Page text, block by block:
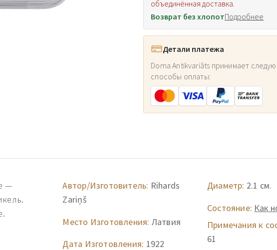
объединённая доставка.
Возврат без хлопотПодробнее
Детали платежа
Doma Antikvariāts принимает
способы оплаты:
—
Автор/Изготовитель: Rihards
Zariņš
Место Изготовления: Латвия
Дата Изготовления: 1922
Диаметр: 2.1 см.
Состояние: Как
Примечания к
61